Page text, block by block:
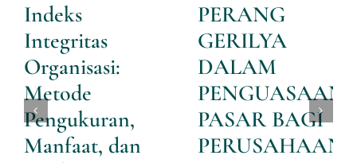
Indeks
Integritas
Organisasi:
Metode
Pengukuran,
Manfaat, dan
PERANG
GERILYA
DALAM
PENGUASAAN
PASAR BAGI
PERUSAHAAN